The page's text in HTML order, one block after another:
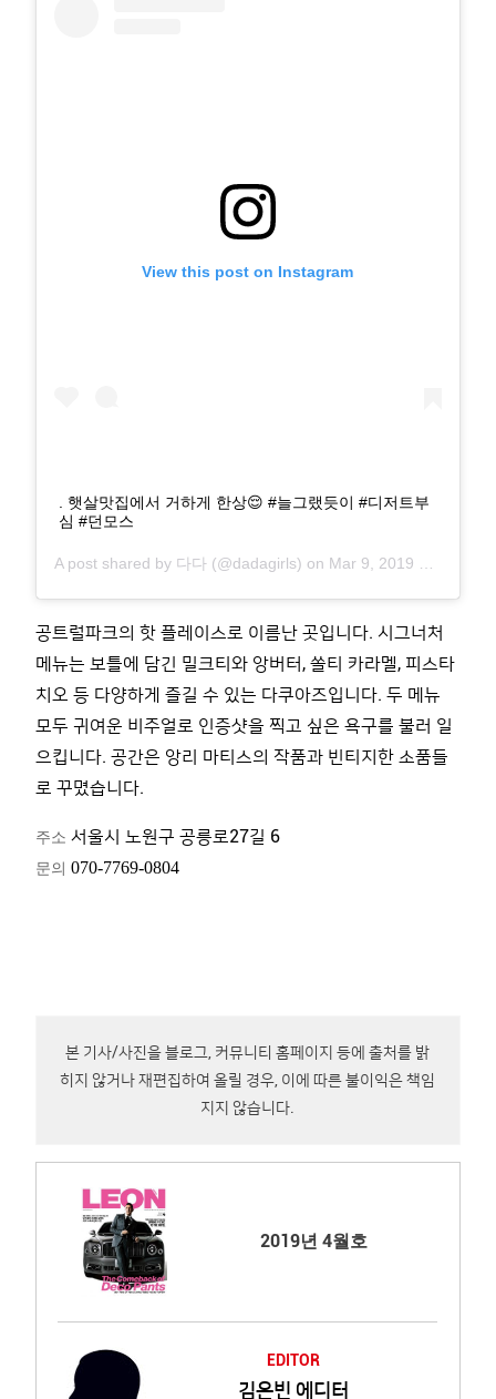
View this post on Instagram
. 햇살맛집에서 거하게 한상😌 #늘그랬듯이 #디저트부
심 #던모스
A post shared by 다다 (@dadagirls) on Mar 9, 2019 at 2:12pm PST
공트럴파크의 핫 플레이스로 이름난 곳입니다. 시그너처
메뉴는 보틀에 담긴 밀크티와 앙버터,쏠티 카라멜, 피스타
치오 등 다양하게 즐길 수 있는 다쿠아즈입니다. 두 메뉴
모두귀여운 비주얼로 인증샷을 찍고 싶은 욕구를 불러 일
으킵니다. 공간은 앙리 마티스의 작품과 빈티지한 소품들
로 꾸몄습니다.
주소서울시 노원구 공릉로27길 6
문의070-7769-0804
본 기사/사진을 블로그, 커뮤니티 홈페이지 등에 출처를 밝
히지 않거나 재편집하여 올릴 경우, 이에 따른 불이익은 책임
지지 않습니다.
2019년 4월호
EDITOR
김은빈 에디터